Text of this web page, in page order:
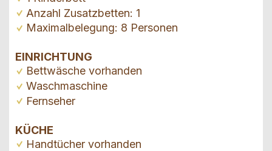
Anzahl Zusatzbetten: 1
Maximalbelegung: 8 Personen
EINRICHTUNG
Bettwäsche vorhanden
Waschmaschine
Fernseher
KÜCHE
Handtücher vorhanden